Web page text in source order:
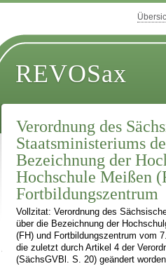
REVOSax
Verordnung des
Staatsministeriums
Bezeichnung der
Hochschule Meißen
Fortbildungszentrum
Vollzitat: Verordnung des
über die Bezeichnung der
(FH) und Fortbildungszentrum vom
die zuletzt durch Artikel 4 der
(SächsGVBl. S. 20) geändert